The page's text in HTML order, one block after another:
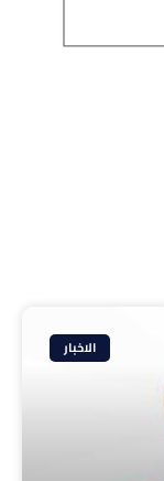
الاخبار